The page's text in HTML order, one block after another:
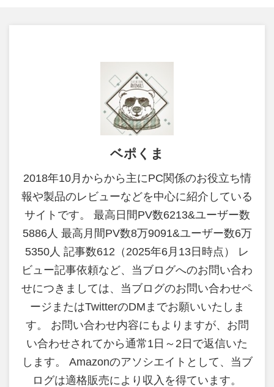
ベポくま
2018年10月からから主にPC関係のお役立ち情
報や製品のレビューなどを中心に紹介している
サイトです。 最高日間PV数6213&ユーザー数
5886人 最高月間PV数8万9091&ユーザー数6万
5350人 記事数612（2025年6月13日時点） レ
ビュー記事依頼など、当ブログへのお問い合わ
せにつきましては、当ブログのお問い合わせペ
ージまたはTwitterのDMまでお願いいたしま
す。 お問い合わせ内容にもよりますが、お問
い合わせされてから通常1日～2日で返信いた
します。 Amazonのアソシエイトとして、当ブ
ログは適格販売により収入を得ています。